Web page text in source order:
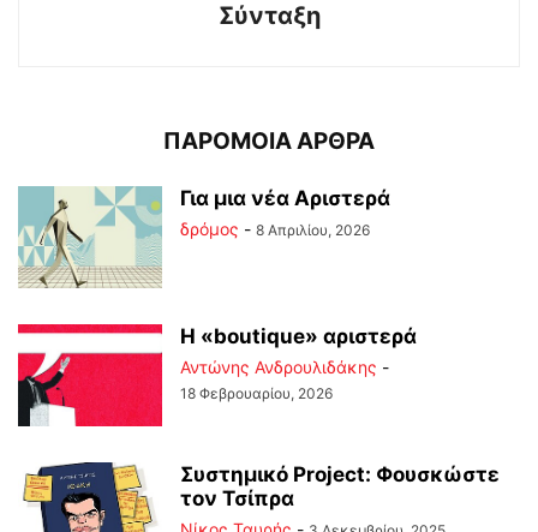
Σύνταξη
ΠΑΡΟΜΟΙΑ ΑΡΘΡΑ
Για μια νέα Αριστερά
δρόμος - 8 Απριλίου, 2026
Η «boutique» αριστερά
Αντώνης Ανδρουλιδάκης -
18 Φεβρουαρίου, 2026
Συστημικό Project: Φουσκώστε
τον Τσίπρα